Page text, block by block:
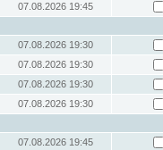
07.08.2026 19:45
07.08.2026 19:30
07.08.2026 19:30
07.08.2026 19:30
07.08.2026 19:30
07.08.2026 19:45